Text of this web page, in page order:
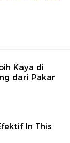
Kaya di
dari Pakar
In This